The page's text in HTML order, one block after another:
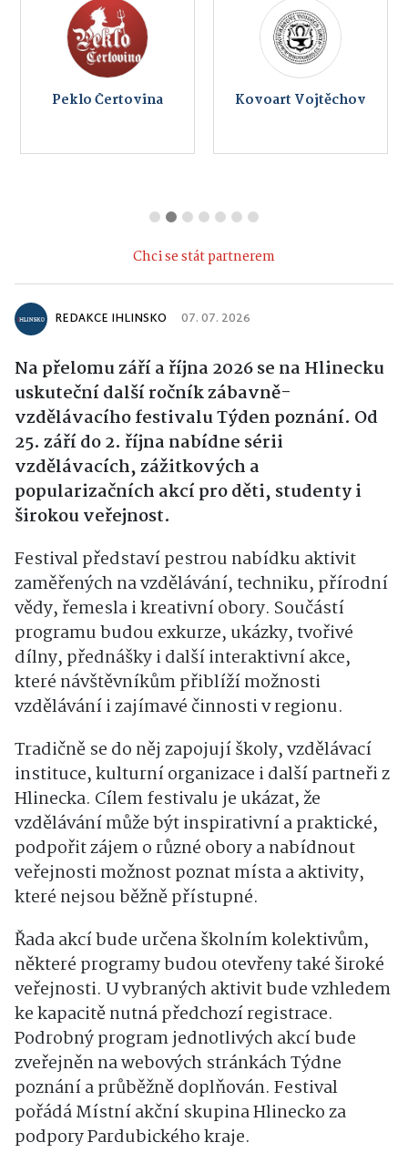
Peklo Čertovina Kovoart Vojtěchov
Chci se stát partnerem
REDAKCE IHLINSKO 07. 07. 2026
Na přelomu září a října 2026 se na Hlinecku
uskuteční další ročník zábavně-
vzdělávacího festivalu Týden poznání. Od
25. září do 2. října nabídne sérii
vzdělávacích, zážitkových a
popularizačních akcí pro děti, studenty i
širokou veřejnost.
Festival představí pestrou nabídku aktivit
zaměřených na vzdělávání, techniku, přírodní
vědy, řemesla i kreativní obory. Součástí
programu budou exkurze, ukázky, tvořivé
dílny, přednášky i další interaktivní akce,
které návštěvníkům přiblíží možnosti
vzdělávání i zajímavé činnosti v regionu.
Tradičně se do něj zapojují školy, vzdělávací
instituce, kulturní organizace i další partneři z
Hlinecka. Cílem festivalu je ukázat, že
vzdělávání může být inspirativní a praktické,
podpořit zájem o různé obory a nabídnout
veřejnosti možnost poznat místa a aktivity,
které nejsou běžně přístupné.
Řada akcí bude určena školním kolektivům,
některé programy budou otevřeny také široké
veřejnosti. U vybraných aktivit bude vzhledem
ke kapacitě nutná předchozí registrace.
Podrobný program jednotlivých akcí bude
zveřejněn na webových stránkách Týdne
poznání a průběžně doplňován. Festival
pořádá Místní akční skupina Hlinecko za
podpory Pardubického kraje.